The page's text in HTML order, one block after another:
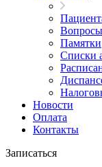
Памятки
Списки
Новости
Оплата
Контакты
Записаться